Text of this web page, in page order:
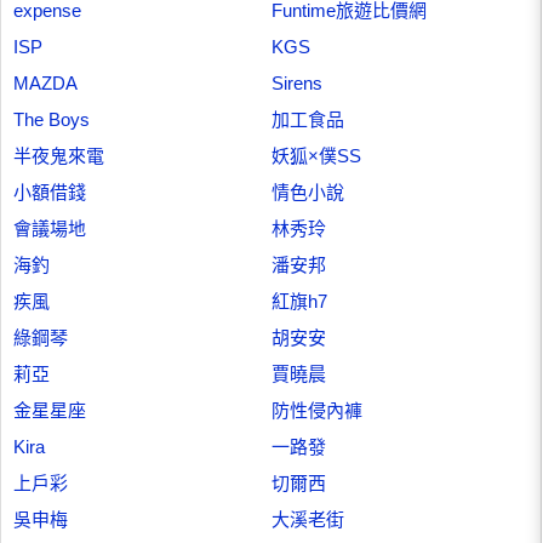
expense
Funtime旅遊比價網
ISP
KGS
MAZDA
Sirens
The Boys
加工食品
半夜鬼來電
妖狐×僕SS
小額借錢
情色小說
會議場地
林秀玲
海釣
潘安邦
疾風
紅旗h7
綠鋼琴
胡安安
莉亞
賈曉晨
金星星座
防性侵內褲
Kira
一路發
上戶彩
切爾西
吳申梅
大溪老街